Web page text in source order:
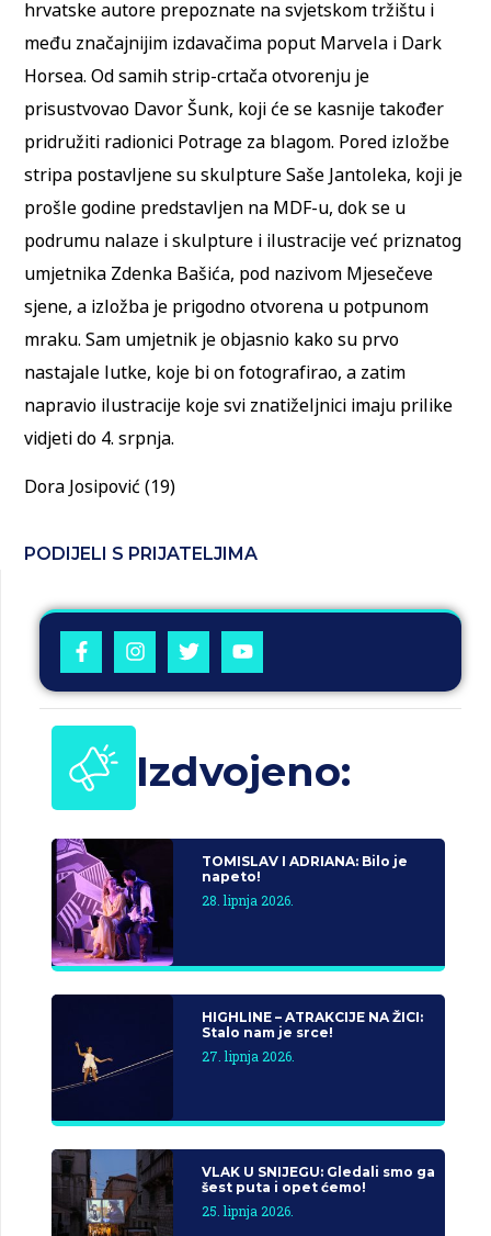
hrvatske autore prepoznate na svjetskom tržištu i
među značajnijim izdavačima poput Marvela i Dark
Horsea. Od samih strip-crtača otvorenju je
prisustvovao Davor Šunk, koji će se kasnije također
pridružiti radionici Potrage za blagom. Pored izložbe
stripa postavljene su skulpture Saše Jantoleka, koji je
prošle godine predstavljen na MDF-u, dok se u
podrumu nalaze i skulpture i ilustracije već priznatog
umjetnika Zdenka Bašića, pod nazivom Mjesečeve
sjene, a izložba je prigodno otvorena u potpunom
mraku. Sam umjetnik je objasnio kako su prvo
nastajale lutke, koje bi on fotografirao, a zatim
napravio ilustracije koje svi znatiželjnici imaju prilike
vidjeti do 4. srpnja.
Dora Josipović (19)
PODIJELI S PRIJATELJIMA
Izdvojeno:
TOMISLAV I ADRIANA: Bilo je
napeto!
28. lipnja 2026.
HIGHLINE – ATRAKCIJE NA ŽICI:
Stalo nam je srce!
27. lipnja 2026.
VLAK U SNIJEGU: Gledali smo ga
šest puta i opet ćemo!
25. lipnja 2026.